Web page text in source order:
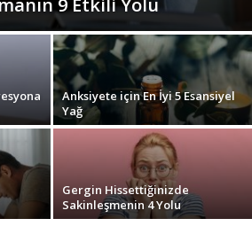
9 Etkili Yolu
Anksiyete için En İyi 5 Esansiyel
Yağ
Gergin Hissettiğinizde
Sakinleşmenin 4 Yolu